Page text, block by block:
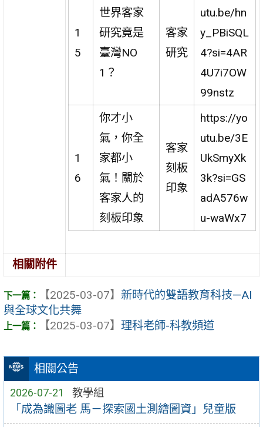
相關公告
2026-07-21 教學組
「成為識圖老 馬－探索國土測繪圖資」兒童版
1
5
世界客家
研究竟是
臺灣NO
1？
客家
研究
utu.be/hn
y_PBiSQL
4?si=4AR
4U7i7OW
99nstz
1
6
你才小
氣，你全
家都小
氣！關於
客家人的
刻板印象
客家
刻板
印象
https://yo
utu.be/3E
UkSmyXk
3k?si=GS
adA576w
u-waWx7
相關附件
【2025-03-07】 新時代的雙語教育科技—AI
與全球文化共舞
【2025-03-07】 理科老師-科教頻道